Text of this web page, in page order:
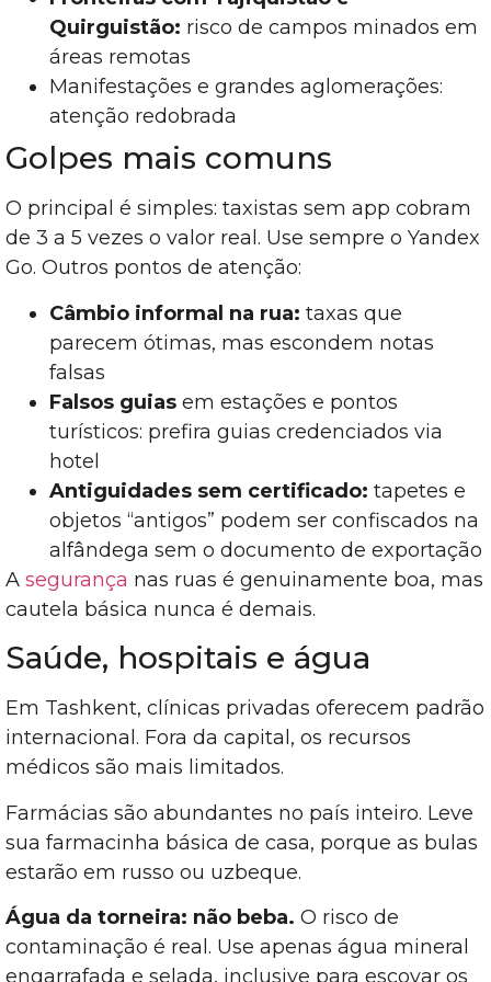
Quirguistão: risco de campos minados em
áreas remotas
Manifestações e grandes aglomerações:
atenção redobrada
Golpes mais comuns
O principal é simples: taxistas sem app cobram
de 3 a 5 vezes o valor real. Use sempre o Yandex
Go. Outros pontos de atenção:
Câmbio informal na rua: taxas que
parecem ótimas, mas escondem notas
falsas
Falsos guias em estações e pontos
turísticos: prefira guias credenciados via
hotel
Antiguidades sem certificado: tapetes e
objetos “antigos” podem ser confiscados na
alfândega sem o documento de exportação
A segurança nas ruas é genuinamente boa, mas
cautela básica nunca é demais.
Saúde, hospitais e água
Em Tashkent, clínicas privadas oferecem padrão
internacional. Fora da capital, os recursos
médicos são mais limitados.
Farmácias são abundantes no país inteiro. Leve
sua farmacinha básica de casa, porque as bulas
estarão em russo ou uzbeque.
Água da torneira: não beba. O risco de
contaminação é real. Use apenas água mineral
engarrafada e selada, inclusive para escovar os